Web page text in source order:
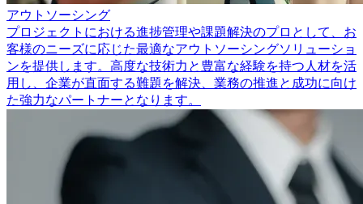
アウトソーシング
プロジェクトにおける進捗管理や課題解決のプロとして、お
客様のニーズに応じた最適なアウトソーシングソリューショ
ンを提供します。高度な技術力と豊富な経験を持つ人材を活
用し、企業が直面する難題を解決、業務の推進と成功に向け
た強力なパートナーとなります。